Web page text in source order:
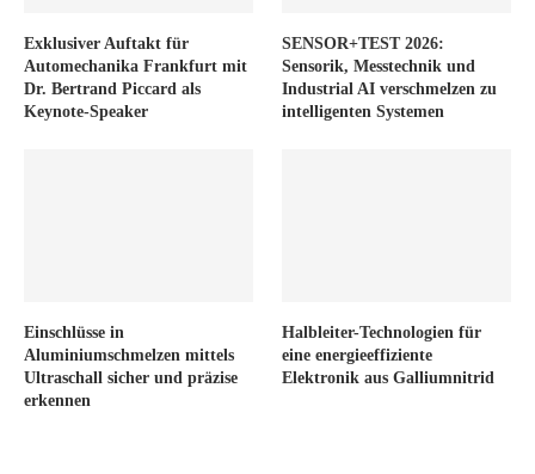
Exklusiver Auftakt für
Automechanika Frankfurt mit
Dr. Bertrand Piccard als
Keynote-Speaker
SENSOR+TEST 2026:
Sensorik, Messtechnik und
Industrial AI verschmelzen zu
intelligenten Systemen
Einschlüsse in
Aluminiumschmelzen mittels
Ultraschall sicher und präzise
erkennen
Halbleiter-Technologien für
eine energieeffiziente
Elektronik aus Galliumnitrid